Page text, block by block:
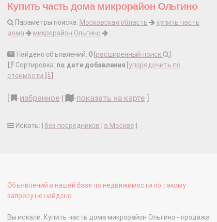
Купить часть дома микрорайон Ольгино
Параметры поиска: Московская область
купить часть
дома
микрорайон Ольгино
Найдено объявлений: 0 расширенный поиск
Сортировка: по дате добавления упорядочить по
стоимости
-избранное | -показать на карте
Искать: | без посредников в Москве
Объявлений в нашей базе по недвижимости по такому
запросу не найдено...
Вы искали: Купить часть дома микрорайон Ольгино - продажа